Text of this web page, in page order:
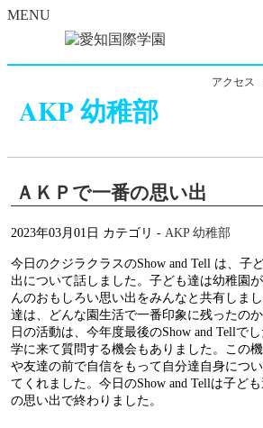
MENU
アクセス
AKP 幼稚部
ＡＫＰで一番の思い出
2023年03月01日 カテゴリ -AKP 幼稚部
今日のクジラクラスのShow and Tell は、子
出について話しました。子ども達は幼稚園
んのおもしろい思い出をみんなと共有しま
達は、どんな園生活で一番印象に残ったの
日の活動は、今年度最後のShow and Tellで
学に来て質問する機会もありました。この
や友達の前で自信をもって自分達自身につ
てくれました。今日のShow and Tellは子ど
の思い出で終わりました。